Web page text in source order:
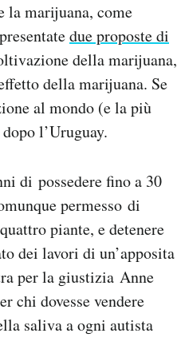
la marijuana, come
due proposte di
della marijuana,
della marijuana. Se
al mondo (e la più
l’Uruguay.
di possedere fino a 30
permesso di
piante, e detenere
dei lavori di un’apposita
per la giustizia Anne
chi dovesse vendere
saliva a ogni autista